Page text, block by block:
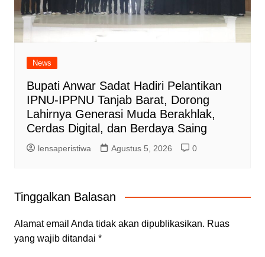
News
Bupati Anwar Sadat Hadiri Pelantikan
IPNU-IPPNU Tanjab Barat, Dorong
Lahirnya Generasi Muda Berakhlak,
Cerdas Digital, dan Berdaya Saing
lensaperistiwa Agustus 5, 2026 0
Tinggalkan Balasan
Alamat email Anda tidak akan dipublikasikan. Ruas
yang wajib ditandai *